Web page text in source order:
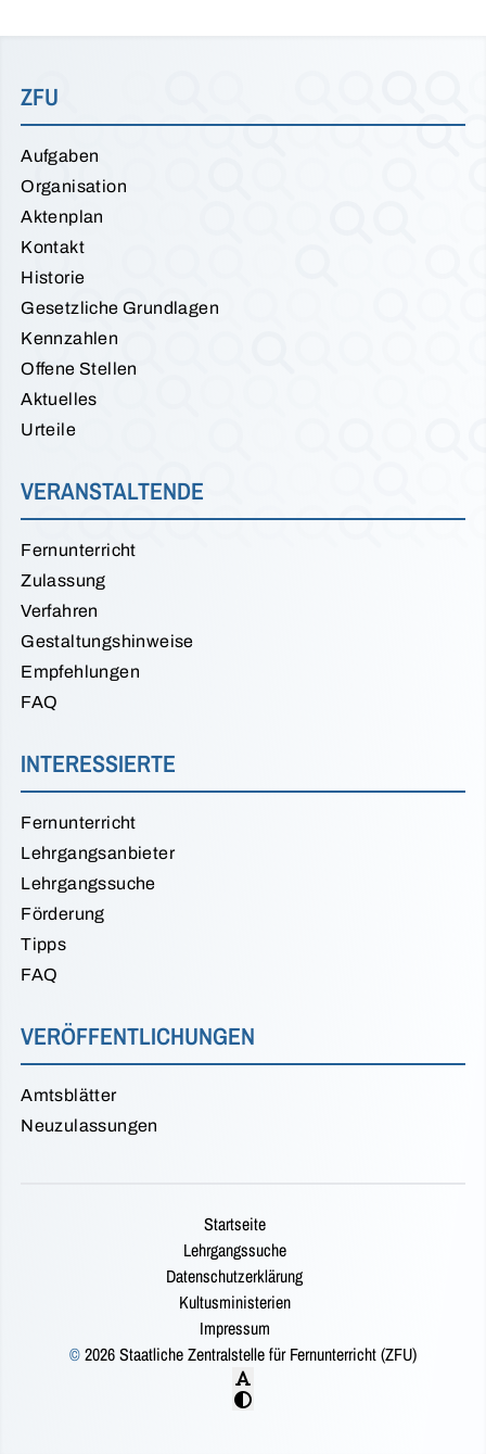
ZFU
Aufgaben
Organisation
Aktenplan
Kontakt
Historie
Gesetzliche Grundlagen
Kennzahlen
Offene Stellen
Aktuelles
Urteile
VERANSTALTENDE
Fernunterricht
Zulassung
Verfahren
Gestaltungshinweise
Empfehlungen
FAQ
INTERESSIERTE
Fernunterricht
Lehrgangsanbieter
Lehrgangssuche
Förderung
Tipps
FAQ
VERÖFFENTLICHUNGEN
Amtsblätter
Neuzulassungen
Startseite
Lehrgangssuche
Datenschutzerklärung
Kultusministerien
Impressum
©2026 Staatliche Zentralstelle für Fernunterricht (ZFU)